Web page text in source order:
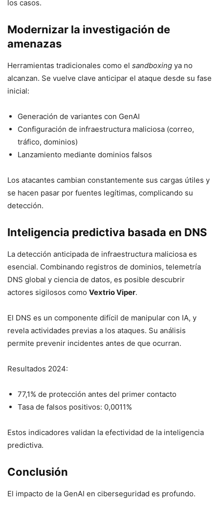
los casos.
Modernizar la investigación de
amenazas
Herramientas tradicionales como el sandboxing ya no
alcanzan. Se vuelve clave anticipar el ataque desde su fase
inicial:
Generación de variantes con GenAI
Configuración de infraestructura maliciosa (correo,
tráfico, dominios)
Lanzamiento mediante dominios falsos
Los atacantes cambian constantemente sus cargas útiles y
se hacen pasar por fuentes legítimas, complicando su
detección.
Inteligencia predictiva basada en DNS
La detección anticipada de infraestructura maliciosa es
esencial. Combinando registros de dominios, telemetría
DNS global y ciencia de datos, es posible descubrir
actores sigilosos como Vextrio Viper.
El DNS es un componente difícil de manipular con IA, y
revela actividades previas a los ataques. Su análisis
permite prevenir incidentes antes de que ocurran.
Resultados 2024:
77,1% de protección antes del primer contacto
Tasa de falsos positivos: 0,0011%
Estos indicadores validan la efectividad de la inteligencia
predictiva.
Conclusión
El impacto de la GenAI en ciberseguridad es profundo.